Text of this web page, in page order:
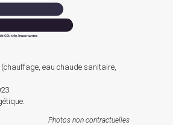
eau chaude sanitaire,
Photos non contractuelles